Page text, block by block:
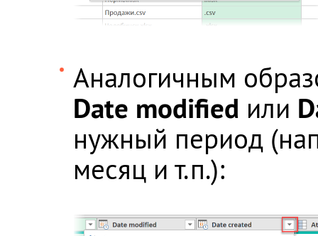
Аналогичным
Date modified или
нужный период
месяц и т.п.):